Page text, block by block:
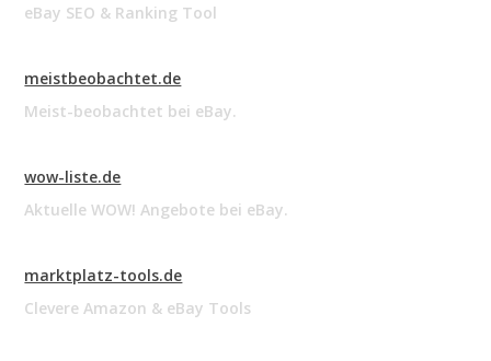
eBay SEO & Ranking Tool
meistbeobachtet.de
Meist-beobachtet bei eBay.
wow-liste.de
Aktuelle WOW! Angebote bei eBay.
marktplatz-tools.de
Clevere Amazon & eBay Tools